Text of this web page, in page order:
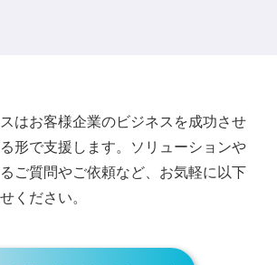
はお客様企業のビジネスを成功させ
形で支援します。
ソリューションや
ご質問やご依頼など、お気軽に以下
ください。